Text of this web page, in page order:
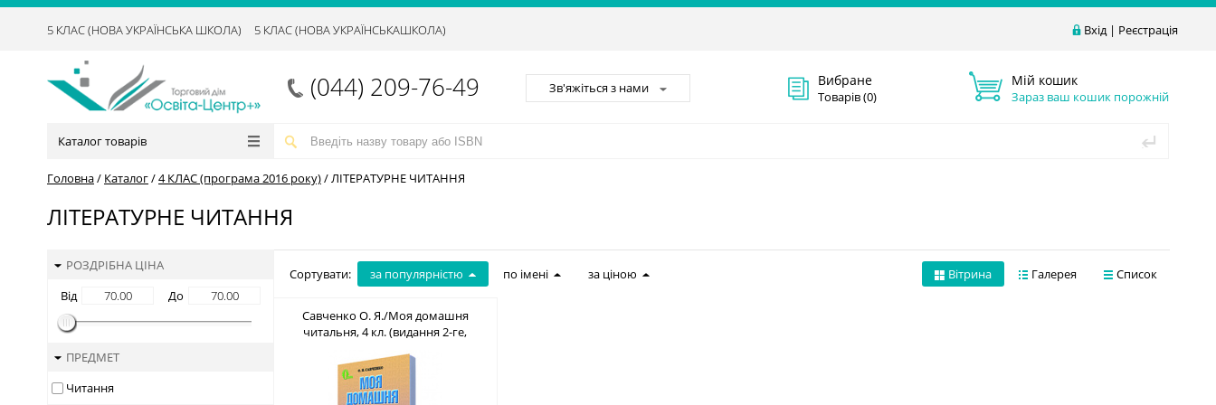
Вхід| Реєстрація
5 КЛАС (НОВА УКРАЇНСЬКА ШКОЛА) 5 КЛАС (НОВА УКРАЇНСЬКАШКОЛА)
(044) 209-76-49 Зв'яжіться з нами Вибране
Товарів (0)
Мій кошик
Зараз ваш кошик порожній
Каталог товарів
Головна/ Каталог/4 КЛАС (програма 2016 року)/ЛІТЕРАТУРНЕ ЧИТАННЯ
ЛІТЕРАТУРНЕ ЧИТАННЯ
РОЗДРІБНА ЦІНА
Від
До
ПРЕДМЕТ
Читання
Список
Галерея
Вітрина
Сортувати: за популярністю по імені за ціною
Савченко О. Я./Моя домашня
читальня, 4 кл. (видання 2-ге,
3